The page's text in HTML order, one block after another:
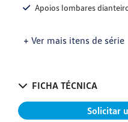
Apoios lombares
+ Ver mais itens de série
FICHA TÉCNICA
Solicitar